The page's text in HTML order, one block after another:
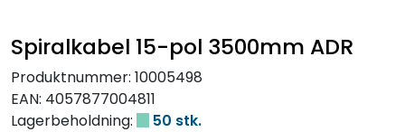
Spiralkabel 15-pol 3500mm ADR
Produktnummer: 10005498
EAN: 4057877004811
Lagerbeholdning:
50 stk.